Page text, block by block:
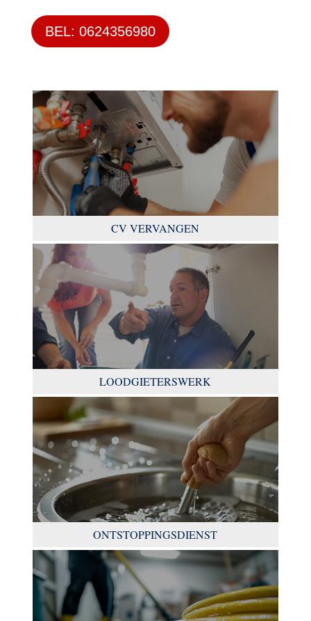
BEL: 0624356980
CV VERVANGEN
LOODGIETERSWERK
ONTSTOPPINGSDIENST